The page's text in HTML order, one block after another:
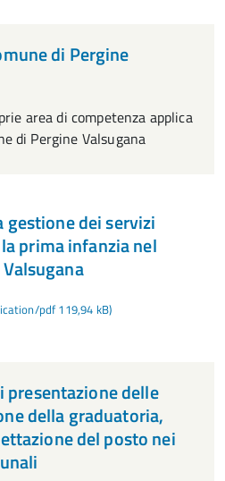
di Pergine
area di competenza applica
di Pergine Valsugana
gestione dei servizi
prima infanzia nel
pdf 119,94 kB)
presentazione delle
della graduatoria,
del posto nei